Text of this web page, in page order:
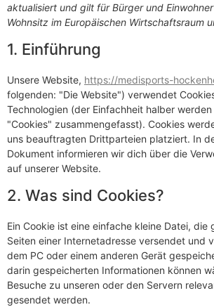
aktualisiert und gilt für Bürger und
Wohnsitz im Europäischen Wirtschaftsraum
1. Einführung
Unsere Website, https://medisports-
folgenden: "Die Website") verwendet
Technologien (der Einfachheit halber
"Cookies" zusammengefasst). Cookies
uns beauftragten Drittparteien platziert. In
Dokument informieren wir dich über die
auf unserer Website.
2. Was sind Cookies?
Ein Cookie ist eine einfache kleine Datei, die
Seiten einer Internetadresse versendet und
dem PC oder einem anderen Gerät
darin gespeicherten Informationen können
Besuche zu unseren oder den Servern
gesendet werden.